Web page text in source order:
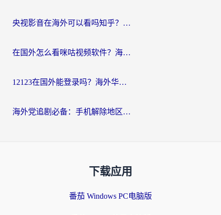
央视影音在海外可以看吗知乎？留学生亲测：3步解决地域限制+追剧自由
在国外怎么看咪咕视频软件？海外党亲测有效的回国加速方案
12123在国外能登录吗？海外华人必看的回国加速实用指南
海外党追剧必备：手机解除地区限制app怎么选？解决央视视频&国内剧地区限制全指南
下载应用
番茄 Windows PC电脑版